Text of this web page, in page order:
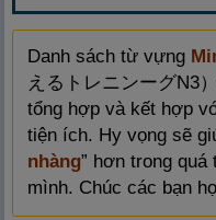
Danh sách từ vựng
えるトレニンーグN3
tổng hợp và kết hợp
tiện ích. Hy vọng sẽ
nhàng” hơn trong
mình. Chúc các bạn